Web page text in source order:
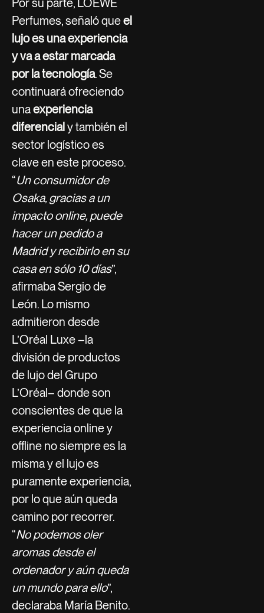
Por su parte, LOEWE
Perfumes, señaló queel
lujo es una experiencia
y va a estar marcada
por la tecnología. Se
continuará ofreciendo
unaexperiencia
diferencialy también el
sector logístico es
clave en este proceso.
“Un consumidor de
Osaka, gracias a un
impacto online, puede
hacer un pedido a
Madrid y recibirlo en su
casa en sólo 10 días”,
afirmaba Sergio de
León. Lo mismo
admitieron desde
L’Oréal Luxe –la
división de productos
de lujo del Grupo
L’Oréal– donde son
conscientes de que la
experiencia online y
offline no siempre es la
misma y el lujo es
puramente experiencia,
por lo que aún queda
camino por recorrer.
“No podemos oler
aromas desde el
ordenador y aún queda
un mundo para ello”,
declaraba María Benito.